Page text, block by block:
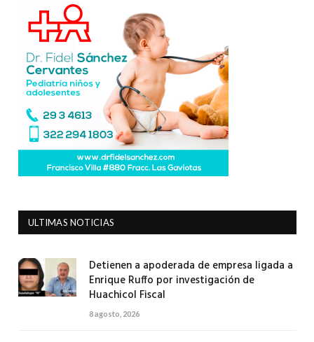
ULTIMAS NOTICIAS
Detienen a apoderada de empresa ligada a
Enrique Ruffo por investigación de
Huachicol Fiscal
8 agosto, 2026